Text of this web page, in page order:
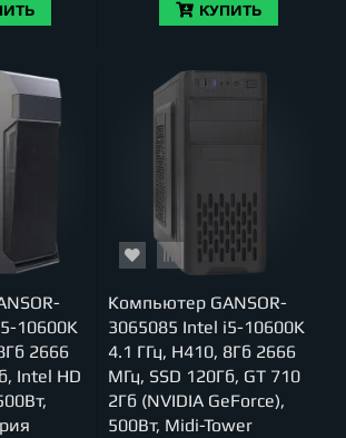
КУПИТЬ
10600K
2666
Intel HD
Компьютер GANSOR-
3065085 Intel i5-10600K
4.1 ГГц, H410, 8Гб 2666
МГц, SSD 120Гб, GT 710
2Гб (NVIDIA GeForce),
500Вт, Midi-Tower